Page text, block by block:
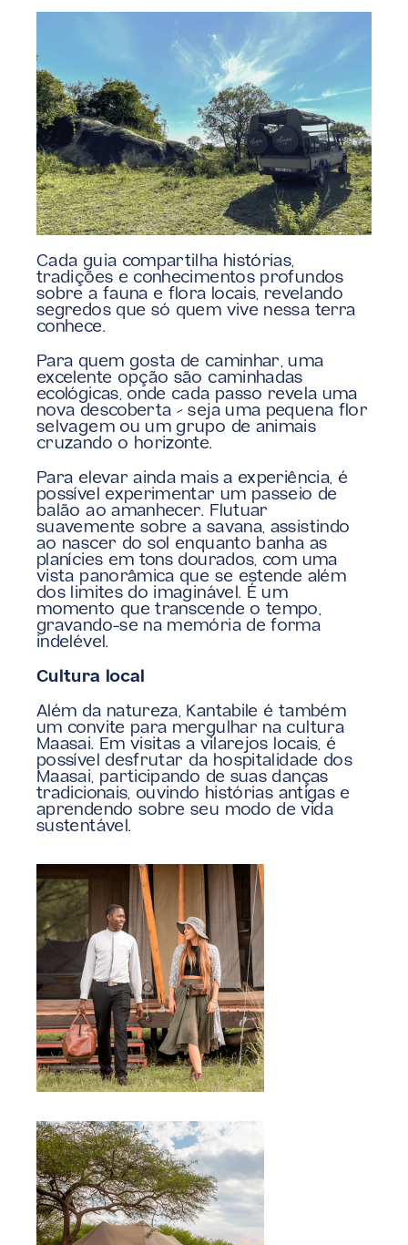
Cada guia compartilha histórias,
tradições e conhecimentos profundos
sobre a fauna e flora locais, revelando
segredos que só quem vive nessa terra
conhece.
Para quem gosta de caminhar, uma
excelente opção são caminhadas
ecológicas, onde cada passo revela uma
nova descoberta – seja uma pequena flor
selvagem ou um grupo de animais
cruzando o horizonte.
Para elevar ainda mais a experiência, é
possível experimentar um passeio de
balão ao amanhecer. Flutuar
suavemente sobre a savana, assistindo
ao nascer do sol enquanto banha as
planícies em tons dourados, com uma
vista panorâmica que se estende além
dos limites do imaginável. É um
momento que transcende o tempo,
gravando-se na memória de forma
indelével.
Cultura local
Além da natureza, Kantabile é também
um convite para mergulhar na cultura
Maasai. Em visitas a vilarejos locais, é
possível desfrutar da hospitalidade dos
Maasai, participando de suas danças
tradicionais, ouvindo histórias antigas e
aprendendo sobre seu modo de vida
sustentável.